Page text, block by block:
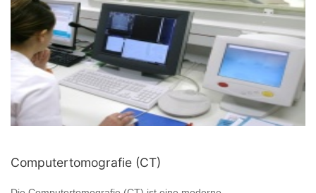
Computertomografie (CT)